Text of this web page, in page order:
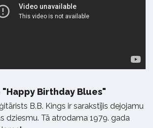
"Happy Birthday Blues"
B.B. Kings ir sarakstījis dejojamu
dziesmu. Tā atrodama 1979. gada